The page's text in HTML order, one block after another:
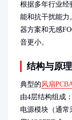
根据多年行业经
能和抗干扰能力
器方案和无感
音更小。
结构与原理
典型的风扇
由4层结构组成：
电源模块（通常